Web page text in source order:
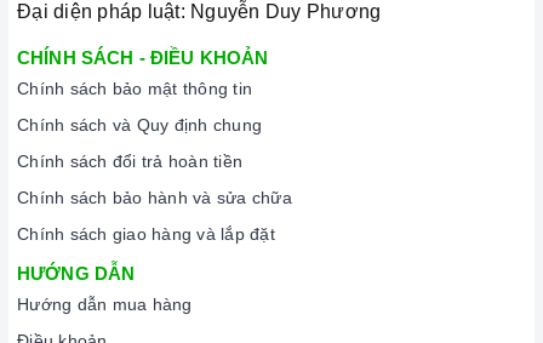
Chất liệu Inox
Bảo hành
Công suất hút
Chế độ khử mùi bằng
than hoạt tính
Đại diện pháp luật: Nguyễn Duy Phương
CHÍNH SÁCH - ĐIỀU KHOẢN
Chính sách bảo mật thông tin
Chính sách và Quy định chung
Chính sách đổi trả hoàn tiền
Chính sách bảo hành và sửa chữa
Chính sách giao hàng và lắp đặt
HƯỚNG DẪN
Hướng dẫn mua hàng